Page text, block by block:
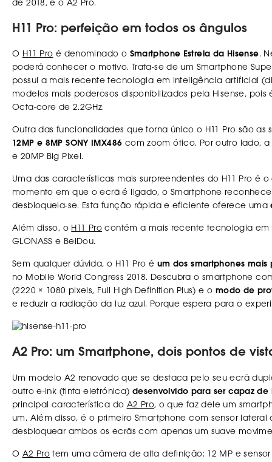
de 2018, e o A2 Pro.
H11 Pro: perfeição em todos os ângulos
O H11 Pro é denominado o Smartphone Estrela da Hisense.
poderá conhecer o motivo. Trata-se de um Smartphone
possui a mais recente tecnologia em inteligência artificial
modelos mais poderosos disponibilizados pela Hisense,
Octa-core de 2.2GHz.
Outra das funcionalidades que torna único o H11 Pro são as
12MP e 8MP SONY IMX486 com zoom ótico. Por outro lado,
e 20MP Big Pixel.
Uma das características mais surpreendentes do H11 Pro é o
momento em que o ecrã é ligado, o Smartphone
desbloqueia-se. Esta função rápida e eficiente oferece uma
Além disso, o H11 Pro contém a mais recente tecnologia
GLONASS e BeiDou.
Sem qualquer dúvida, o H11 Pro é um dos smartphones mais
no Mobile World Congress 2018. Descubra o smartphone
(2220 × 1080 pixels, Full High Definition Plus) e o modo de
e reduzir a radiação da luz azul. Porque espera para o
A2 Pro: um Smartphone, dois pontos de
Um modelo A2 renovado que se destaca pelo seu ecrã
outro e-ink (tinta eletrónica) desenvolvido para ser capaz
principal característica do A2 Pro, o que faz dele um
um. Além disso, é o primeiro Smartphone com sensor
desbloquear ambos os ecrãs com apenas um suave
O A2 Pro tem uma câmera de alta definição: 12 MP e